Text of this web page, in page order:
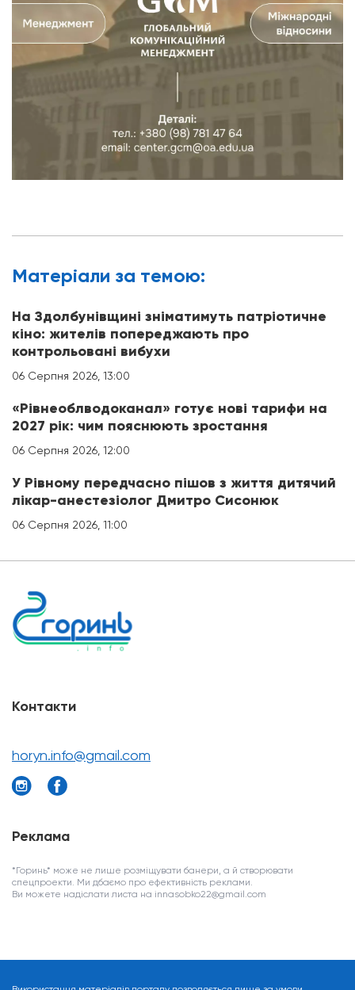
Матерiали за темою:
На Здолбунівщині зніматимуть патріотичне
кіно: жителів попереджають про
контрольовані вибухи
06 Серпня 2026, 13:00
«Рівнеоблводоканал» готує нові тарифи на
2027 рік: чим пояснюють зростання
06 Серпня 2026, 12:00
У Рівному передчасно пішов з життя дитячий
лікар-анестезіолог Дмитро Сисонюк
06 Серпня 2026, 11:00
Контакти
horyn.info@gmail.com
Реклама
*Горинь* може не лише розміщувати банери, а й створювати
спецпроекти. Ми дбаємо про ефективність реклами.
Ви можете надіслати листа на innasobko22@gmail.com